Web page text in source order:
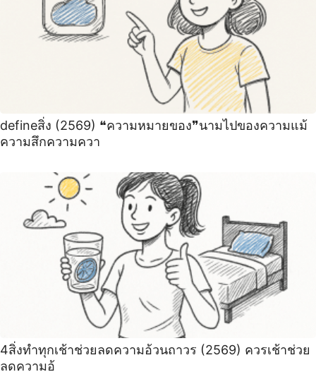
defineสิ่ง (2569) ❝ความหมายของ❞นามไปของความแม้
ความสึกความควา
4สิ่งทําทุกเช้าช่วยลดความอ้วนถาวร (2569) ควรเช้าช่วย
ลดความอ้